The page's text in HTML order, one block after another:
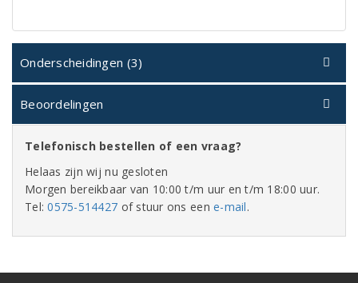
Onderscheidingen (3)
Beoordelingen
Telefonisch bestellen of een vraag?
Helaas zijn wij nu gesloten
Morgen bereikbaar van 10:00 t/m uur en t/m 18:00 uur.
Tel:0575-514427 of stuur ons eene-mail.